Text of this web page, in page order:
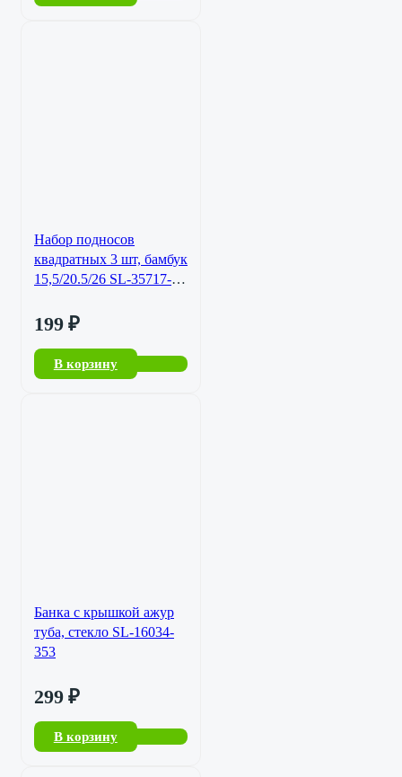
Набор подносов
квадратных 3 шт, бамбук
15,5/20.5/26 SL-35717-
199 ₽
В корзину
Банка с крышкой ажур
туба, стекло SL-16034-
353
299 ₽
В корзину